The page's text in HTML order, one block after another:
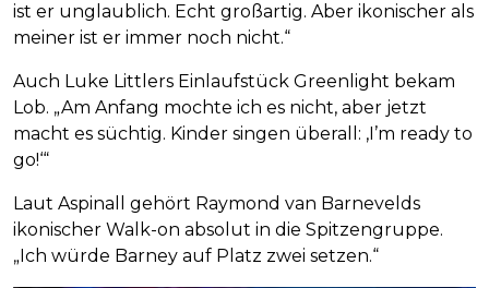
ist er unglaublich. Echt großartig. Aber ikonischer als
meiner ist er immer noch nicht.“
Auch Luke Littlers Einlaufstück Greenlight bekam
Lob. „Am Anfang mochte ich es nicht, aber jetzt
macht es süchtig. Kinder singen überall: ‚I’m ready to
go!‘“
Laut Aspinall gehört Raymond van Barnevelds
ikonischer Walk-on absolut in die Spitzengruppe.
„Ich würde Barney auf Platz zwei setzen.“